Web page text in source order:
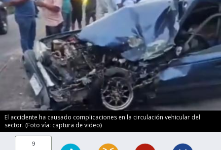
El accidente ha causado complicaciones en la circulación vehicular del
sector. (Foto vía: captura de video)
9